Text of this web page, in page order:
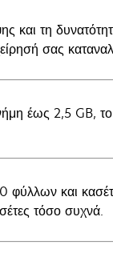
και τη
σας
έως 2,5 GB,
και
τόσο συχνά.